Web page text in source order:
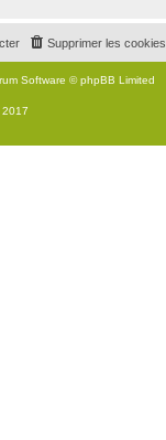
Supprimer les cookies
Software © phpBB Limited
2017